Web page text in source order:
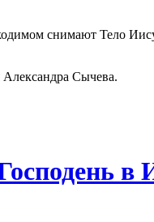
снимают Тело
Сычева.
в